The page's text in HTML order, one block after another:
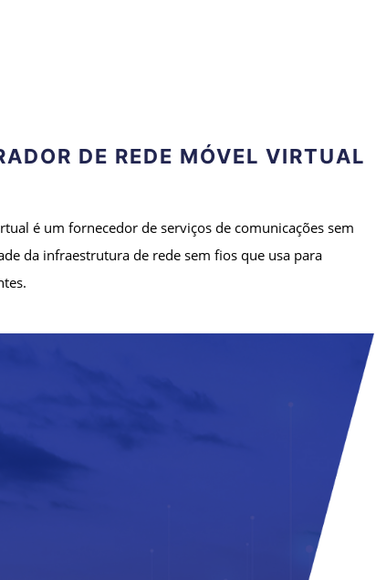
DE REDE MÓVEL VIRTUAL
é um fornecedor de serviços de comunicações sem
da infraestrutura de rede sem fios que usa para